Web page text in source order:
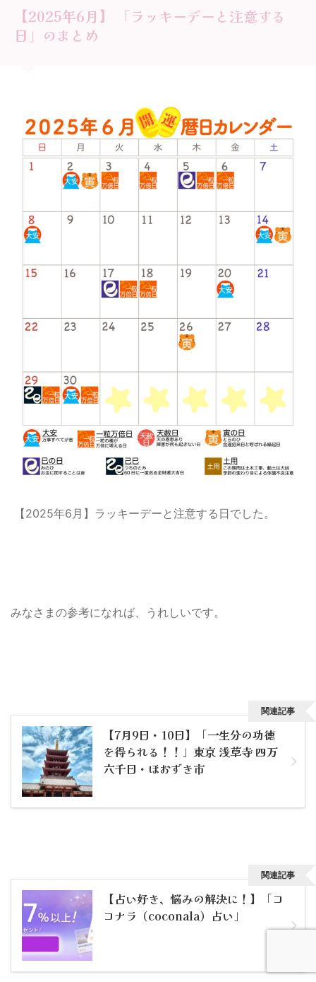
【2025年6月】 「ラッキーデーと注意する
日」のまとめ
【2025年6月】ラッキーデーと注意する日でした。
みなさまの参考になれば、うれしいです。
【7月9日・10日】「一生分の功徳
を得られる！！」東京 浅草寺 四万
六千日・ほおずき市
関連記事
【占い好き、悩みの解決に！】「コ
コナラ（coconala）占い」
関連記事